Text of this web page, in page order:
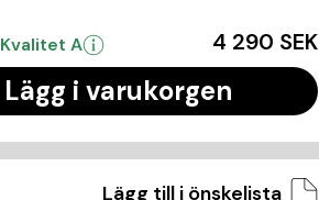
Kvalitet A 4 290 SEK
Lägg i varukorgen
Lägg till i önskelista